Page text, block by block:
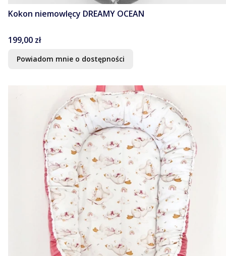
Kokon niemowlęcy DREAMY OCEAN
Cena
199,00 zł
Powiadom mnie o dostępności